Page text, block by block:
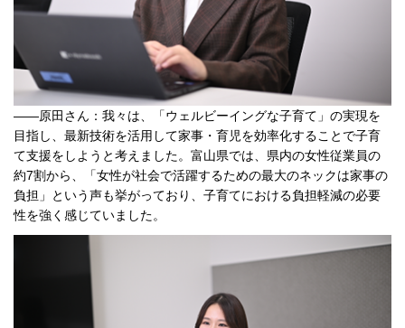
――原田さん：我々は、「ウェルビーイングな子育て」の実現を
目指し、最新技術を活用して家事・育児を効率化することで子育
て支援をしようと考えました。富山県では、県内の女性従業員の
約7割から、「女性が社会で活躍するための最大のネックは家事の
負担」という声も挙がっており、子育てにおける負担軽減の必要
性を強く感じていました。